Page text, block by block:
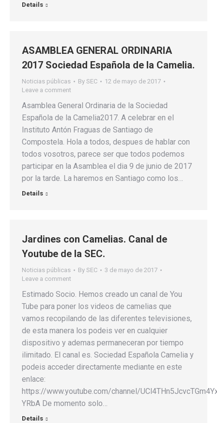
Details
ASAMBLEA GENERAL ORDINARIA
2017 Sociedad Española de la Camelia.
Noticias públicas By SEC
12 de mayo de 2017
Leave a comment
Asamblea General Ordinaria de la Sociedad
Española de la Camelia2017. A celebrar en el
Instituto Antón Fraguas de Santiago de
Compostela. Hola a todos, despues de hablar con
todos vosotros, parece ser que todos podemos
participar en la Asamblea el dia 9 de junio de 2017
por la tarde. La haremos en Santiago como los…
Details
Jardines con Camelias. Canal de
Youtube de la SEC.
Noticias públicas By SEC
3 de mayo de 2017
Leave a comment
Estimado Socio. Hemos creado un canal de You
Tube para poner los videos de camelias que
vamos recopilando de las diferentes televisiones,
de esta manera los podeis ver en cualquier
dispositivo y ademas permaneceran por tiempo
ilimitado. El canal es. Sociedad Española Camelia y
podeis acceder directamente mediante en este
enlace:
https://www.youtube.com/channel/
YRbA De momento solo…
Details